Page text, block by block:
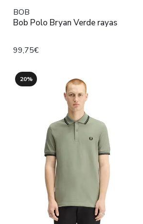
BOB
Bob Polo Bryan Verde rayas
99,75€
20%